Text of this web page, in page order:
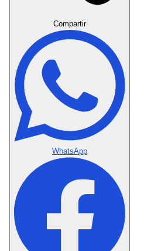
Compartir
WhatsApp